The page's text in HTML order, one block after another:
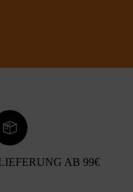
AB 99€